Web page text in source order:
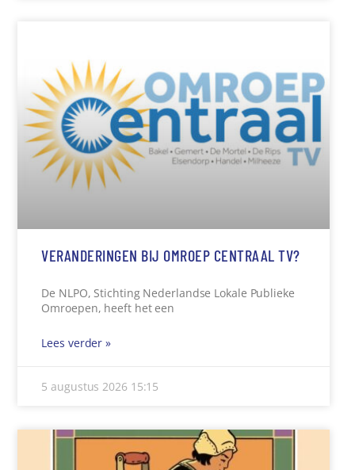
VERANDERINGEN BIJ OMROEP CENTRAAL TV?
De NLPO, Stichting Nederlandse Lokale Publieke
Omroepen, heeft het een
Lees verder »
5 augustus 2026 15:15